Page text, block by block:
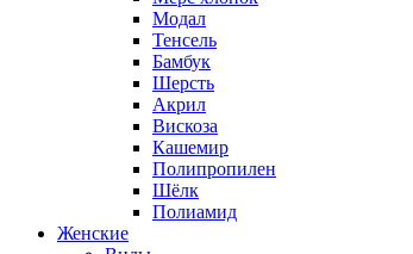
Модал
Тенсель
Бамбук
Шерсть
Акрил
Вискоза
Кашемир
Полипропилен
Шёлк
Полиамид
Женские